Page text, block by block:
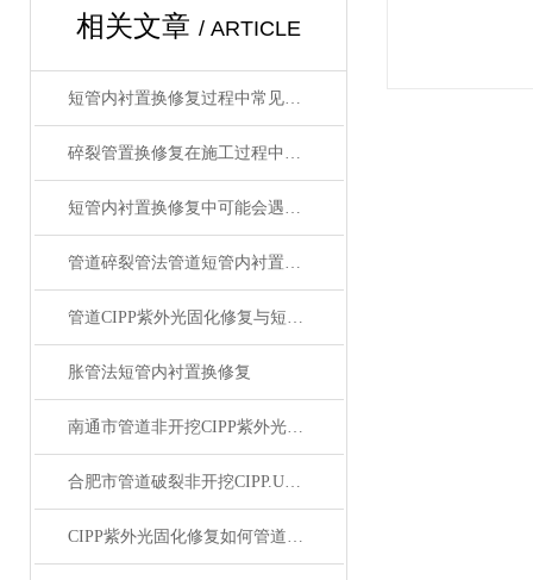
相关文章 / ARTICLE
短管内衬置换修复过程中常见问题及相应解决方法全分享
碎裂管置换修复在施工过程中的常见问题相应解决方法分享
短管内衬置换修复中可能会遇到的问题及解决方法分享
管道碎裂管法管道短管内衬置换修复
管道CIPP紫外光固化修复与短管内衬置换修复
胀管法短管内衬置换修复
南通市管道非开挖CIPP紫外光固化修复
合肥市管道破裂非开挖CIPP.UV紫外光固化修复
CIPP紫外光固化修复如何管道非开挖修复施工